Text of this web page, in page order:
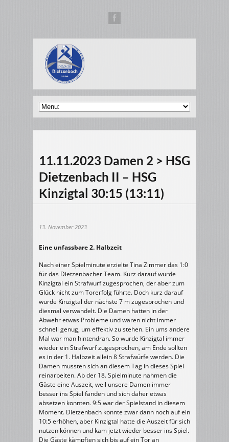
11.11.2023 Damen 2 > HSG
Dietzenbach II – HSG
Kinzigtal 30:15 (13:11)
13. November 2023
Eine unfassbare 2. Halbzeit
Nach einer Spielminute erzielte Tina Zimmer das 1:0
für das Dietzenbacher Team. Kurz darauf wurde
Kinzigtal ein Strafwurf zugesprochen, der aber zum
Glück nicht zum Torerfolg führte. Doch kurz darauf
wurde Kinzigtal der nächste 7 m zugesprochen und
diesmal verwandelt. Die Damen hatten in der
Abwehr etwas Probleme und waren nicht immer
schnell genug, um effektiv zu stehen. Ein ums andere
Mal war man hintendran. So wurde Kinzigtal immer
wieder ein Strafwurf zugesprochen, am Ende sollten
es in der 1. Halbzeit allein 8 Strafwürfe werden. Die
Damen mussten sich an diesem Tag in dieses Spiel
reinarbeiten. Ab der 18. Spielminute nahmen die
Gäste eine Auszeit, weil unsere Damen immer
besser ins Spiel fanden und sich daher etwas
absetzen konnten. 9:5 war der Spielstand in diesem
Moment. Dietzenbach konnte zwar dann noch auf ein
10:5 erhöhen, aber Kinzigtal hatte die Auszeit für sich
nutzen können und kam jetzt wieder besser ins Spiel.
Die Gäste kämpften sich bis auf ein Tor an